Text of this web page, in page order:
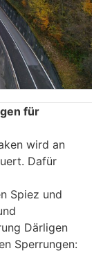
für
wird an
Dafür
Spiez und
Därligen
Sperrungen: